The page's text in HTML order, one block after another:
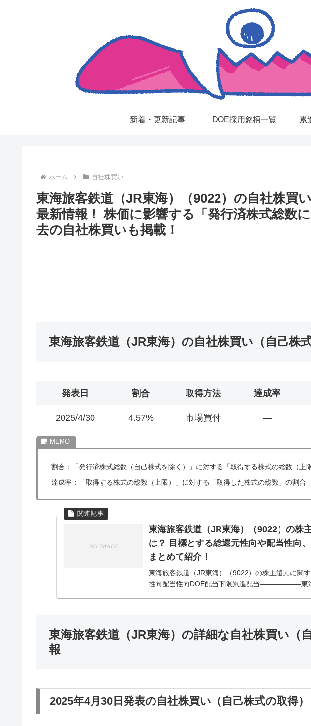
新着・更新記事 DOE採用銘柄一覧 累
ホーム 自社株買い
東海旅客鉄道（JR東海）（9022）の自社株買
最新情報！ 株価に影響する「発行済株式総数
去の自社株買いも掲載！
東海旅客鉄道（JR東海）の自社株買い（自己株
発表日 割合 取得方法 達成率
2025/4/30 4.57% 市場買付 ―
割合：「発行済株式総数（自己株式を除く）」に対する「取得する株式の総数（上
達成率：「取得する株式の総数（上限）」に対する「取得した株式の総数」の割合
東海旅客鉄道（JR東海）（9022）の株
は？ 目標とする総還元性向や配当性向
まとめて紹介！
東海旅客鉄道（JR東海）（9022）の株主還元に関
性向配当性向DOE配当下限累進配当――――――東海
東海旅客鉄道（JR東海）の詳細な自社株買い（
報
2025年4月30日発表の自社株買い（自己株式の取得）